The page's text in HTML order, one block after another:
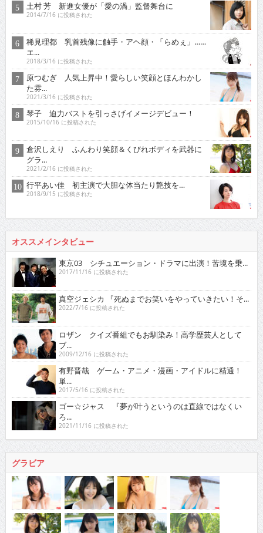
土村 芳 新進女優が「愛の渦」監督舞台に
2014/7/16 に投稿された
稀見理都 乳首残像に触手・アヘ顔・「らめぇ」……
エ...
2018/3/16 に投稿された
原つむぎ 人気上昇中！愛らしい笑顔とほんわかし
た雰...
2021/3/16 に投稿された
琴子 迫力バストを引っさげイメージデビュー！
2015/10/16 に投稿された
倉沢しえり ふんわり笑顔＆くびれボディを武器に
グラ...
2021/2/16 に投稿された
行平あい佳 初主演で大胆な体当たり艶技を…
2018/9/15 に投稿された
オススメインタビュー
東京03 シチュエーション・ドラマに出演！苦境を乗...
2017/11/16 に投稿された
真空ジェシカ 『死ぬまでお笑いをやっていきたい！そ...
2022/7/16 に投稿された
ロザン クイズ番組でもお馴染み！高学歴芸人として
ブ...
2009/12/16 に投稿された
有野晋哉 ゲーム・アニメ・漫画・アイドルに精通！
単...
2017/5/16 に投稿された
ゴー☆ジャス 『夢が叶うというのは直線ではなくい
ろ...
2021/11/16 に投稿された
グラビア